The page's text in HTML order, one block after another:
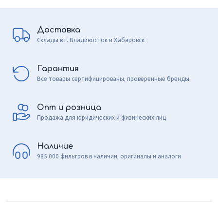
Доставка
Склады в г. Владивосток и Хабаровск
Гарантия
Все товары сертифицированы, проверенные бренды
Опт и розница
Продажа для юридических и физических лиц
Наличие
985 000 фильтров в наличии, оригиналы и аналоги